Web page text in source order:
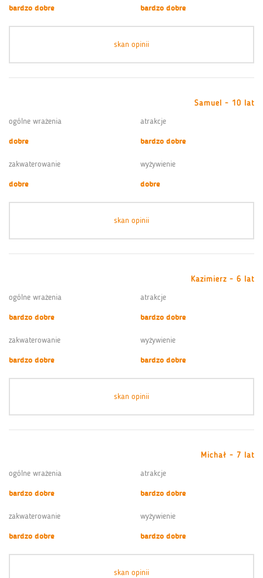
bardzo dobre
bardzo dobre
skan opinii
Samuel - 10 lat
ogólne wrażenia
dobre
atrakcje
bardzo dobre
zakwaterowanie
dobre
wyżywienie
dobre
skan opinii
Kazimierz - 6 lat
ogólne wrażenia
bardzo dobre
atrakcje
bardzo dobre
zakwaterowanie
bardzo dobre
wyżywienie
bardzo dobre
skan opinii
Michał - 7 lat
ogólne wrażenia
bardzo dobre
atrakcje
bardzo dobre
zakwaterowanie
bardzo dobre
wyżywienie
bardzo dobre
skan opinii